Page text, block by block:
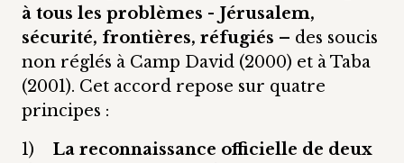
à tous les problèmes - Jérusalem,
sécurité, frontières, réfugiés – des soucis
non réglés à Camp David (2000) et à Taba
(2001). Cet accord repose sur quatre
principes :
1) La reconnaissance officielle de deux